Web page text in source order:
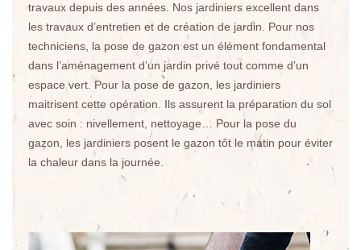
travaux depuis des années. Nos jardiniers excellent dans
les travaux d’entretien et de création de jardin. Pour nos
techniciens, la pose de gazon est un élément fondamental
dans l’aménagement d’un jardin privé tout comme d’un
espace vert. Pour la pose de gazon, les jardiniers
maitrisent cette opération. Ils assurent la préparation du sol
avec soin : nivellement, nettoyage… Pour la pose du
gazon, les jardiniers posent le gazon tôt le matin pour éviter
la chaleur dans la journée.